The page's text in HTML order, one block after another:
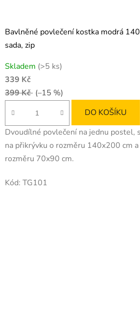
Bavlněné povlečení kostka modrá
sada, zip
Skladem (>5 ks)
339 Kč
399 Kč (–15 %)
DO KOŠÍKU
Dvoudílné povlečení na jednu postel,
na přikrývku o rozměru 140x200 cm
rozměru 70x90 cm.
Kód: TG101